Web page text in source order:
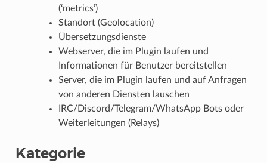
(‘metrics’)
Standort (Geolocation)
Übersetzungsdienste
Webserver, die im Plugin laufen und
Informationen für Benutzer bereitstellen
Server, die im Plugin laufen und auf Anfragen
von anderen Diensten lauschen
IRC/Discord/Telegram/WhatsApp Bots oder
Weiterleitungen (Relays)
Kategorie